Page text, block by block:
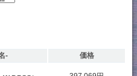
- 価格